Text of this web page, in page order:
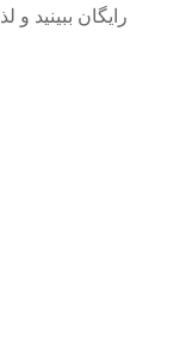
رایگان ببینید و